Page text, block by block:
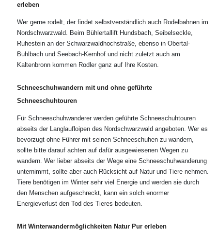
erleben
Wer gerne rodelt, der findet selbstverständlich auch Rodelbahnen im
Nordschwarzwald. Beim Bühlertallift Hundsbach, Seibelseckle,
Ruhestein an der Schwarzwaldhochstraße, ebenso in Obertal-
Buhlbach und Seebach-Kernhof und nicht zuletzt auch am
Kaltenbronn kommen Rodler ganz auf Ihre Kosten.
Schneeschuhwandern mit und ohne geführte
Schneeschuhtouren
Für Schneeschuhwanderer werden geführte Schneeschuhtouren
abseits der Langlaufloipen des Nordschwarzwald angeboten. Wer es
bevorzugt ohne Führer mit seinen Schneeschuhen zu wandern,
sollte bitte darauf achten auf dafür ausgewiesenen Wegen zu
wandern. Wer lieber abseits der Wege eine Schneeschuhwanderung
unternimmt, sollte aber auch Rücksicht auf Natur und Tiere nehmen.
Tiere benötigen im Winter sehr viel Energie und werden sie durch
den Menschen aufgeschreckt, kann ein solch enormer
Energieverlust den Tod des Tieres bedeuten.
Mit Winterwandermöglichkeiten Natur Pur erleben